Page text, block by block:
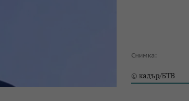
Снимка:
© кадър/БТВ